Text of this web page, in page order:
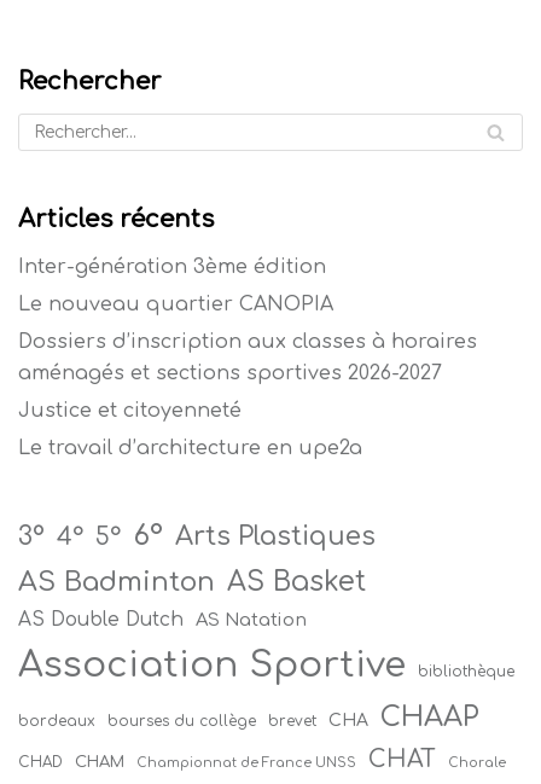
Rechercher
Articles récents
Inter-génération 3ème édition
Le nouveau quartier CANOPIA
Dossiers d’inscription aux classes à horaires
aménagés et sections sportives 2026-2027
Justice et citoyenneté
Le travail d’architecture en upe2a
3° 4° 5° 6° Arts Plastiques
AS Badminton AS Basket
AS Double Dutch AS Natation
Association Sportive bibliothèque
bordeaux bourses du collège brevet CHA CHAAP
CHAD CHAM Championnat de France UNSS CHAT Chorale